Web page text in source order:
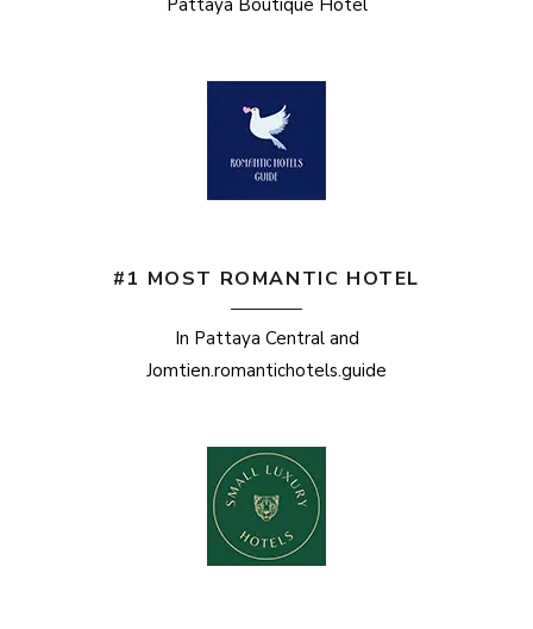
#1 MOST ROMANTIC HOTEL
In Pattaya Central and
Jomtien.romantichotels.guide